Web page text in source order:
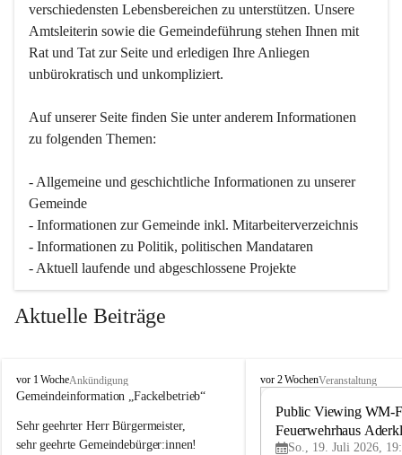
verschiedensten Lebensbereichen zu unterstützen. Unsere
Amtsleiterin sowie die Gemeindeführung stehen Ihnen mit
Rat und Tat zur Seite und erledigen Ihre Anliegen
unbürokratisch und unkompliziert.
Auf unserer Seite finden Sie un­ter an­de­rem Informationen
zu folgenden Themen:
- Allgemeine und geschichtliche Informationen zu unserer
Gemeinde
- Informationen zur Gemeinde inkl. Mitarbeiterverzeichnis
- Informationen zu Politik, politischen Mandataren
- Aktuell laufende und abgeschlossene Projekte
Aktuelle Beiträge
A
d
r
k
vor 1 WocheAnkündigung
Gemeindeinformation „Fackelbetrieb“
Sehr geehrter Herr Bürgermeister,
sehr geehrte Gemeindebürger:innen!
A
vor 2 WochenVeranstaltung
Public Viewing WM-
Feuerwehrhaus
So., 19. Juli 2026,